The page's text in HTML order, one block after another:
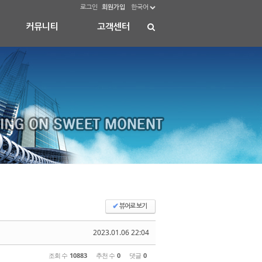
로그인 회원가입 한국어
커뮤니티 고객센터
✔뷰어로 보기
2023.01.06 22:04
조회 수 10883 추천 수 0 댓글 0